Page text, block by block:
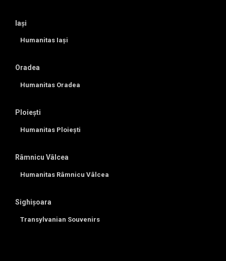
Iași
Humanitas Iași
Oradea
Humanitas Oradea
Ploiești
Humanitas Ploiești
Râmnicu Vâlcea
Humanitas Râmnicu Vâlcea
Sighișoara
Transylvanian Souvenirs